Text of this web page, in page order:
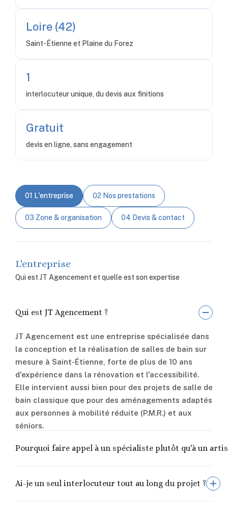
Loire (42)
Saint-Étienne et Plaine du Forez
1
interlocuteur unique, du devis aux finitions
Gratuit
devis en ligne, sans engagement
01 L'entreprise 02 Nos prestations
03 Zone & organisation 04 Devis & contact
L'entreprise
Qui est JT Agencement et quelle est son expertise
Qui est JT Agencement ?
JT Agencement est une entreprise spécialisée dans
la conception et la réalisation de salles de bain sur
mesure à Saint-Étienne, forte de plus de 10 ans
d'expérience dans la rénovation et l'accessibilité.
Elle intervient aussi bien pour des projets de salle de
bain classique que pour des aménagements adaptés
aux personnes à mobilité réduite (P.M.R.) et aux
séniors.
Pourquoi faire appel à un spécialiste plutôt qu'à un
spécifiques : étanchéité, évacuation, accessibilité,
Ai-je un seul interlocuteur tout au long du projet ?